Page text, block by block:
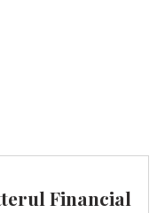
Financial